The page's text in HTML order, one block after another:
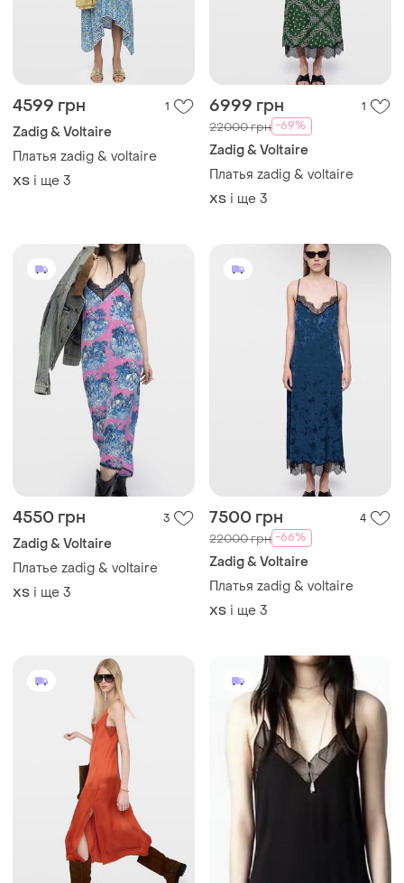
4599 грн 1
Zadig & Voltaire
Платья zadig & voltaire
ХS і ще 3
6999 грн 1
22000 грн -69%
Zadig & Voltaire
Платья zadig & voltaire
ХS і ще 3
4550 грн 3
Zadig & Voltaire
Платье zadig & voltaire
ХS і ще 3
7500 грн 4
22000 грн -66%
Zadig & Voltaire
Платья zadig & voltaire
ХS і ще 3